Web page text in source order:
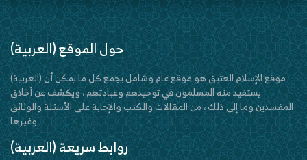
(العربية) حول الموقع
(العربية) موقع الإسلام العتيق هو موقع عام وشامل يجمع كل ما يمكن أن
يستفيد منه المسلمون في توحيدهم وعبادتهم ، ويكشف عن أخلاق
المفسدين وما إلى ذلك ، من المقالات والكتب والإجابة على الأسئلة والوثائق
وغيرها.
(العربية) روابط سريعة